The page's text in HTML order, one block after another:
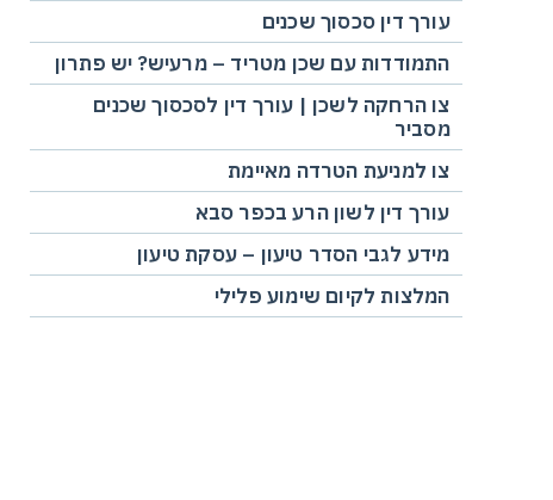
עורך דין סכסוך שכנים
התמודדות עם שכן מטריד – מרעיש? יש פתרון
צו הרחקה לשכן | עורך דין לסכסוך שכנים
מסביר
צו למניעת הטרדה מאיימת
עורך דין לשון הרע בכפר סבא
מידע לגבי הסדר טיעון – עסקת טיעון
המלצות לקיום שימוע פלילי